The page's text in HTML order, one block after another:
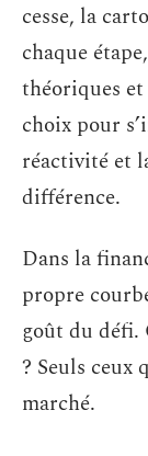
cesse, la
chaque
théoriques
choix pour
réactivité et
différence.
Dans la
propre
goût du défi.
? Seuls ceux
marché.